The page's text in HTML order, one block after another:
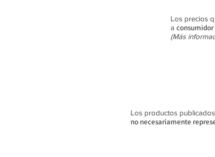
Los precios
a
(Más
Los productos
no necesariamente